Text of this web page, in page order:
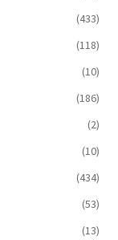
(433)
(118)
(10)
(186)
(2)
(10)
(434)
(53)
(13)